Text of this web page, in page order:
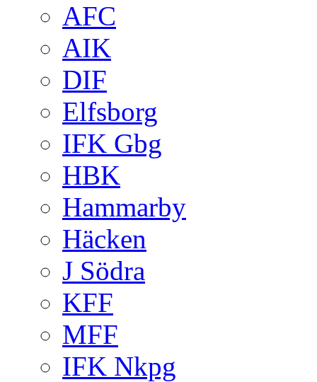
AFC
AIK
DIF
Elfsborg
IFK Gbg
HBK
Hammarby
Häcken
J Södra
KFF
MFF
IFK Nkpg